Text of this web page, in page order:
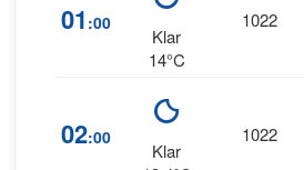
01 :00
Klar
14°C
1022
02:00
Klar
1022